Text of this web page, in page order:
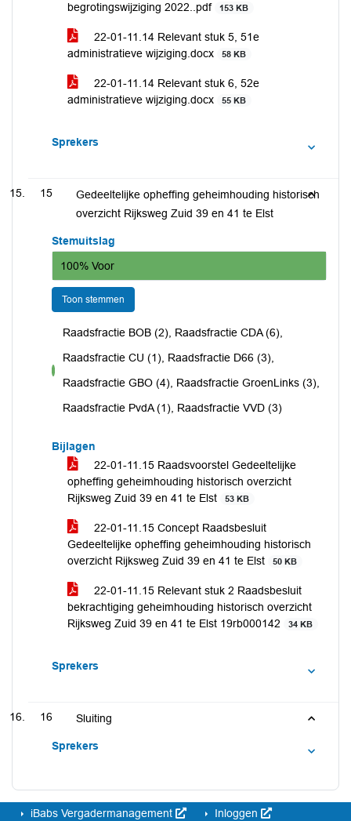
begrotingswijziging 2022..pdf
153 KB
22-01-11.14 Relevant stuk 5, 51e
administratieve wijziging.docx
58 KB
22-01-11.14 Relevant stuk 6, 52e
administratieve wijziging.docx
55 KB
Sprekers
15
Gedeeltelijke opheffing geheimhouding historisch
overzicht Rijksweg Zuid 39 en 41 te Elst
Stemuitslag
100% Voor
Toon stemmen
voor
Raadsfractie BOB (2), Raadsfractie CDA (6),
Raadsfractie CU (1), Raadsfractie D66 (3),
Raadsfractie GBO (4), Raadsfractie GroenLinks (3),
Raadsfractie PvdA (1), Raadsfractie VVD (3)
Bijlagen
22-01-11.15 Raadsvoorstel Gedeeltelijke
opheffing geheimhouding historisch overzicht
Rijksweg Zuid 39 en 41 te Elst
53 KB
22-01-11.15 Concept Raadsbesluit
Gedeeltelijke opheffing geheimhouding historisch
overzicht Rijksweg Zuid 39 en 41 te Elst
50 KB
22-01-11.15 Relevant stuk 2 Raadsbesluit
bekrachtiging geheimhouding historisch overzicht
Rijksweg Zuid 39 en 41 te Elst 19rb000142
34 KB
Sprekers
16 Sluiting
Sprekers
iBabs Vergadermanagement Inloggen